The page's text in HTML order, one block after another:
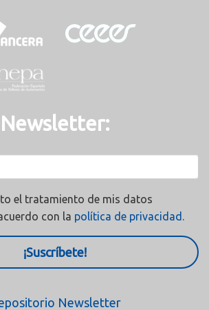
Newsletter:
el tratamiento de mis datos
con la política de privacidad.
¡Suscríbete!
Newsletter